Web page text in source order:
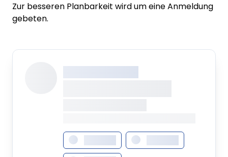
Zur besseren Planbarkeit wird um eine Anmeldung
gebeten.